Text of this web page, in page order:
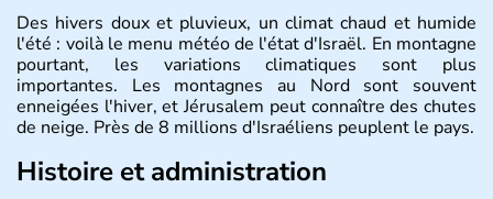
Des hivers doux et pluvieux, un climat chaud et humide
l'été : voilà le menu météo de l'état d'Israël. En montagne
pourtant, les variations climatiques sont plus
importantes. Les montagnes au Nord sont souvent
enneigées l'hiver, et Jérusalem peut connaître des chutes
de neige. Près de 8 millions d'Israéliens peuplent le pays.
Histoire et administration